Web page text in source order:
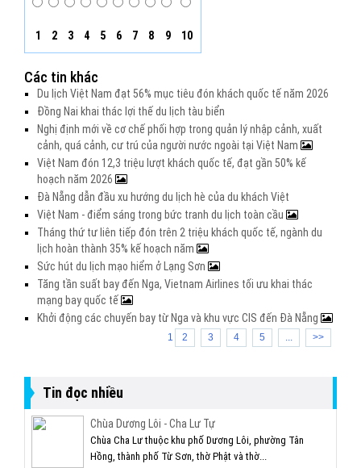
1 2 3 4 5 6 7 8 9 10
Các tin khác
Du lịch Việt Nam đạt 56% mục tiêu đón khách quốc tế năm 2026
Đồng Nai khai thác lợi thế du lịch tàu biển
Nghị định mới về cơ chế phối hợp trong quản lý nhập cảnh, xuất
cảnh, quá cảnh, cư trú của người nước ngoài tại Việt Nam
Việt Nam đón 12,3 triệu lượt khách quốc tế, đạt gần 50% kế
hoạch năm 2026
Đà Nẵng dẫn đầu xu hướng du lịch hè của du khách Việt
Việt Nam - điểm sáng trong bức tranh du lịch toàn cầu
Tháng thứ tư liên tiếp đón trên 2 triệu khách quốc tế, ngành du
lịch hoàn thành 35% kế hoạch năm
Sức hút du lịch mạo hiểm ở Lạng Sơn
Tăng tần suất bay đến Nga, Vietnam Airlines tối ưu khai thác
mạng bay quốc tế
Khởi động các chuyến bay từ Nga và khu vực CIS đến Đà Nẵng
1 2 3 4 5 ... >>
Tin đọc nhiều
Chùa Dương Lôi - Cha Lư Tự
Chùa Cha Lư thuộc khu phố Dương Lôi, phường Tân
Hồng, thành phố Từ Sơn, thờ Phật và thờ...